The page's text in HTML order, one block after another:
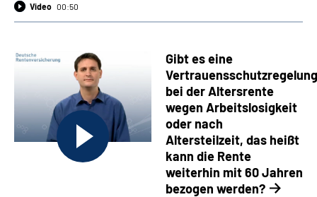
Video 00:50
Gibt es eine
Vertrauensschutzregelung
bei der Altersrente
wegen Arbeitslosigkeit
oder nach
Altersteilzeit, das heißt
kann die Rente
weiterhin mit 60 Jahren
bezogen werden?